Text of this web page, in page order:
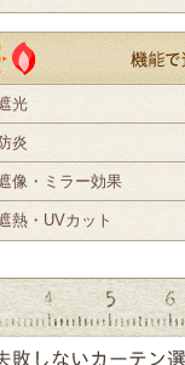
光
炎
像・ミラー効果
熱・UVカット